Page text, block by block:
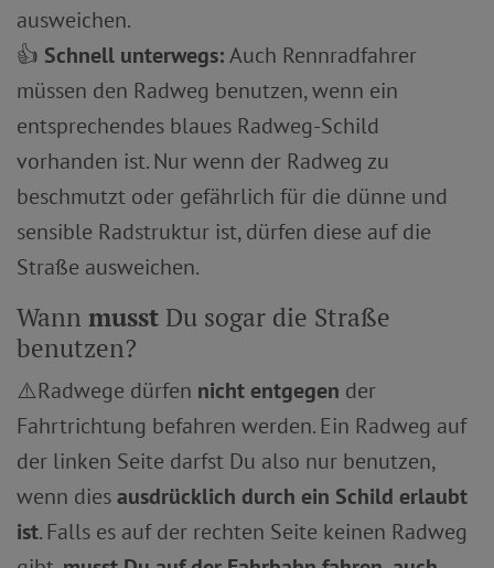
ausweichen.
👍 Schnell unterwegs:Auch Rennradfahrer
müssen den Radweg benutzen, wenn ein
entsprechendes blaues Radweg-Schild
vorhanden ist. Nur wenn der Radweg zu
beschmutzt oder gefährlich für die dünne und
sensible Radstruktur ist, dürfen diese auf die
Straße ausweichen.
Wann musst Du sogar die Straße
benutzen?
⚠️Radwege dürfen nichtentgegen der
Fahrtrichtung befahren werden. Ein Radweg auf
der linken Seite darfst Du also nur benutzen,
wenn diesausdrücklich durch ein Schild erlaubt
ist. Falls es auf der rechten Seite keinen Radweg